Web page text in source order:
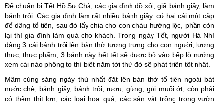
Để chuẩn bị Tết Hồ Sự Chà, các gia đình đồ xôi, giã bánh giầy, làm
bánh trôi. Các gia đình làm rất nhiều bánh giầy, cứ hai cái một cặp
để dâng tổ tiên, sau đó lấy chia cho con cháu hưởng lộc, phần còn
lại thì gia đình làm quà cho khách. Trong ngày Tết, người Hà Nhì
dâng 3 cái bánh trôi lên bàn thờ tượng trưng cho con người, lương
thực, thực phẩm; 3 bánh này hết tết sẽ được bỏ vào bếp lò nướng
xem cái nào phồng to thì biết năm tới thứ đó sẽ phát triển tốt nhất.
Mâm cúng sáng ngày thứ nhất đặt lên bàn thờ tổ tiên ngoài bát
nước chè, bánh giầy, bánh trôi, rượu, gừng, gói muối ớt, còn phải
có thêm thịt lợn, các loại hoa quả, các sản vật trồng trong vườn